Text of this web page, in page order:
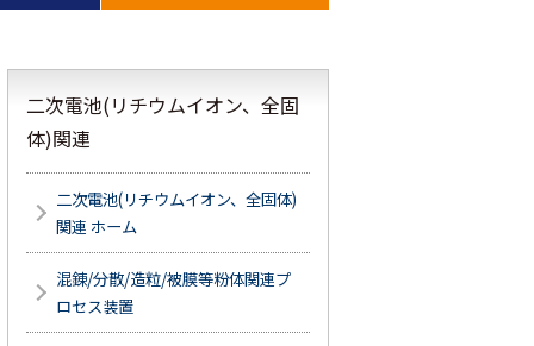
二次電池(リチウムイオン、全固
体)関連
二次電池(リチウムイオン、全固体)
関連 ホーム
混錬/分散/造粒/被膜等粉体関連プ
ロセス装置